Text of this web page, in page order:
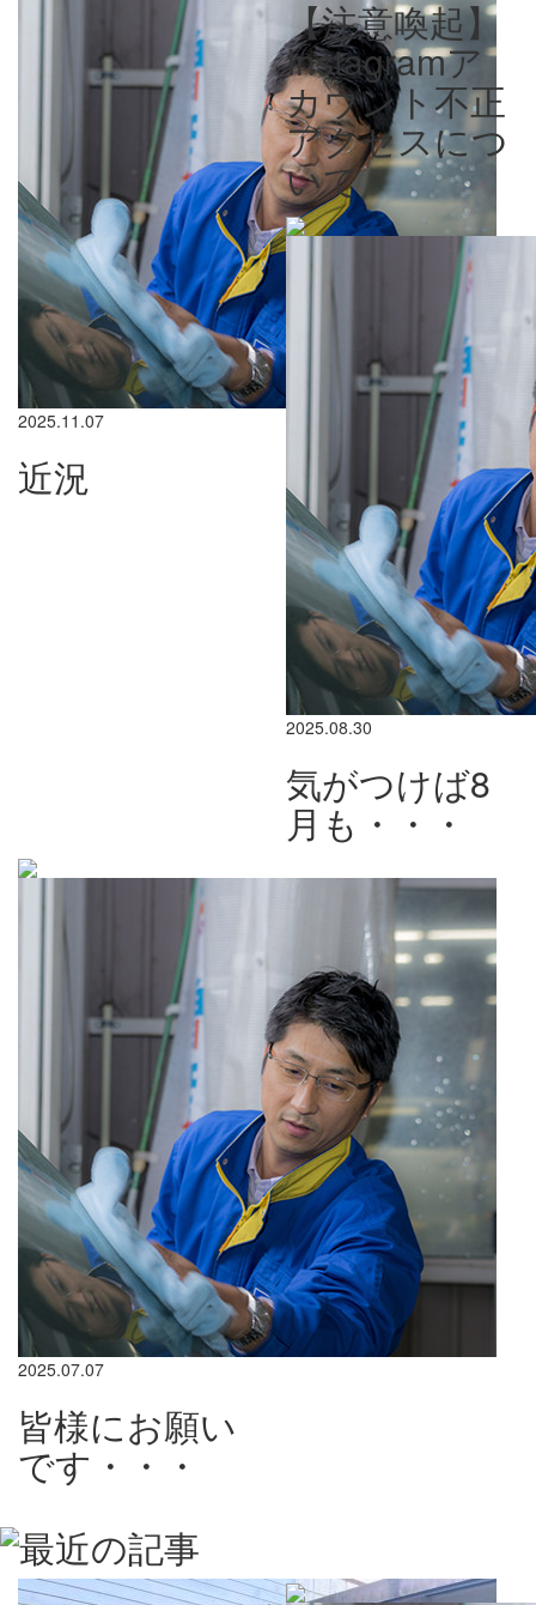
2025.11.07
近況
【注意喚起】
Instagramア
カウント不正
アクセスにつ
いて
2025.08.30
気がつけば8
月も・・・
2025.07.07
皆様にお願い
です・・・